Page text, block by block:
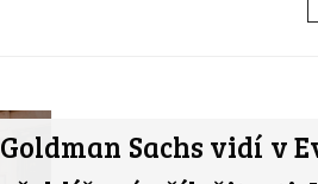
Goldman Sachs vidí v